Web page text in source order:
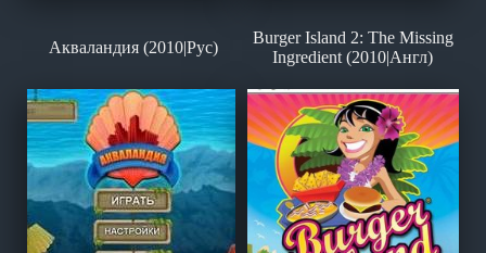
Акваландия (2010|Рус)
Burger Island 2: The Missing
Ingredient (2010|Англ)